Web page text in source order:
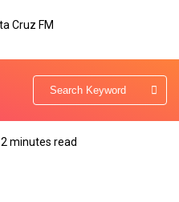
2 minutes read